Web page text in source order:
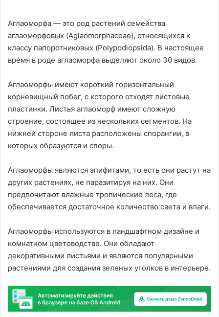
Аглаоморфа — это род растений семейства
аглаоморфовых (Aglaomorphaceae), относящихся к
классу папоротниковых (Polypodiopsida). В настоящее
время в роде аглаоморфа выделяют около 30 видов.
Аглаоморфы имеют короткий горизонтальный
корневищный побег, с которого отходят листовые
пластинки. Листья аглаоморф имеют сложную
строение, состоящее из нескольких сегментов. На
нижней стороне листа расположены спорангии, в
которых образуются и споры.
Аглаоморфы являются эпифитами, то есть они растут на
других растениях, не паразитируя на них. Они
предпочитают влажные тропические леса, где
обеспечивается достаточное количество света и влаги.
Аглаоморфы используются в ландшафтном дизайне и
комнатном цветоводстве. Они обладают
декоративными листьями и являются популярными
растениями для создания зеленых уголков в интерьере.